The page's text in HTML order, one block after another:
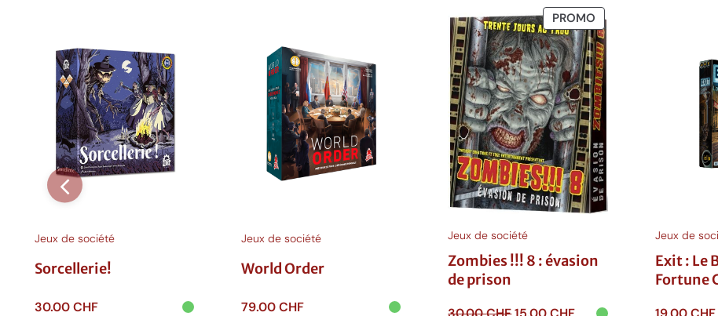
d
e
s
e
t
L
e
Jeux de société
Sorcellerie!
30.00CHF
Jeux de société
World Order
79.00CHF
PROMOPRODUIT
EN
PROMOTION
Jeux de société
Zombies !!! 8 : évasion
de prison
Le
Le
Jeux de
Exit : Le
Fortune